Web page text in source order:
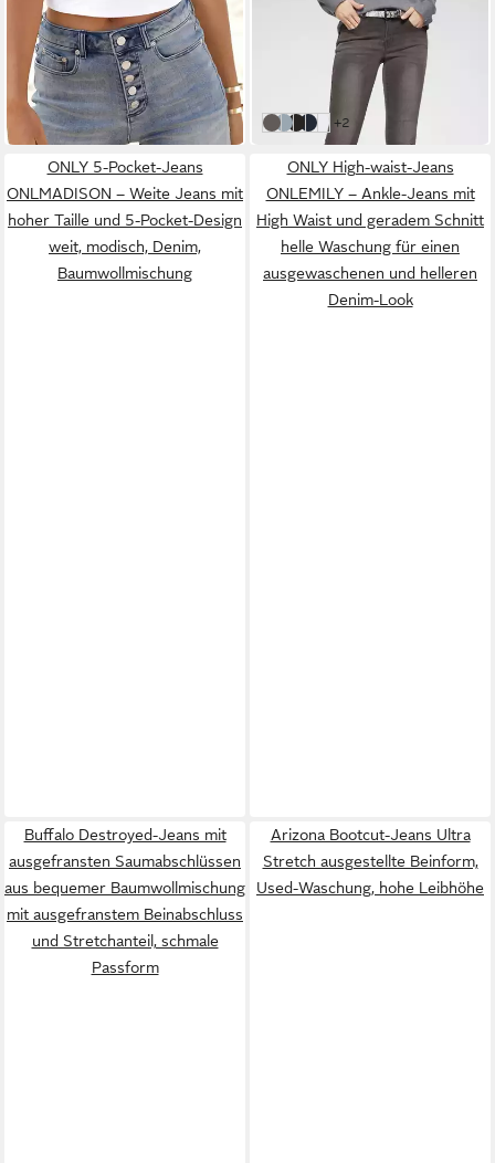
Jeansshorts aus bequemen
Stretch-Denim in High-
Waist-Form, Stretchanteil,
Sommerhose, figurbetont
49,99 € 59,99 €
-17%
Skinny-fit-Jeans aus
bequemen Stretch-Denim
schmale Beinweite, mit
Gürtelschlaufenbund, mit
Metallreißverschluss
ab 25,79 € UVP64,99 €
grey used
blue bleache
black denim
rinsed washe
weißweitere Farben:
+2
ONLY 5-Pocket-Jeans
ONLMADISON – Weite Jeans mit
hoher Taille und 5-Pocket-Design
weit, modisch, Denim,
Baumwollmischung
ONLY High-waist-Jeans
ONLEMILY – Ankle-Jeans mit
High Waist und geradem Schnitt
helle Waschung für einen
ausgewaschenen und helleren
Denim-Look
Buffalo Destroyed-Jeans mit
ausgefransten Saumabschlüssen
aus bequemer Baumwollmischung
mit ausgefranstem Beinabschluss
und Stretchanteil, schmale
Passform
Arizona Bootcut-Jeans Ultra
Stretch ausgestellte Beinform,
Used-Waschung, hohe Leibhöhe